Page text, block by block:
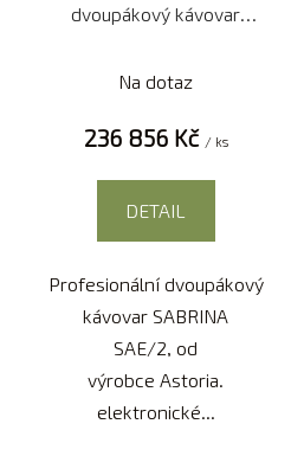
dvoupákový kávovar
Na dotaz
236 856 Kč / ks
DETAIL
Profesionální dvoupákový
kávovar SABRINA
SAE/2, od
výrobce Astoria.
elektronické...